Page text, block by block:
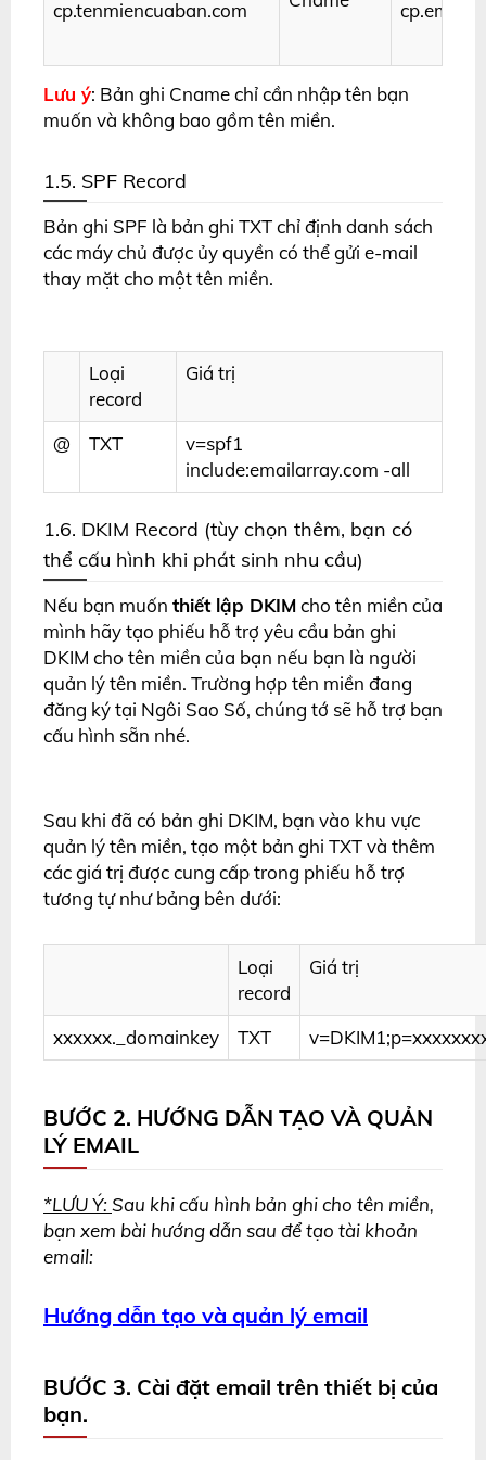
cp.tenmiencuaban.com
Lưu ý: Bản ghi Cname chỉ cần nhập tên bạn
muốn và không bao gồm tên miền.
1.5. SPF Record
Bản ghi SPF là bản ghi TXT chỉ định danh sách
các máy chủ được ủy quyền có thể gửi e-mail
thay mặt cho một tên miền.
Loại
record
Giá trị
@ TXT
v=spf1
include:emailarray.com -all
1.6. DKIM Record (tùy chọn thêm, bạn có
thể cấu hình khi phát sinh nhu cầu)
Nếu bạn muốn thiết lập DKIMcho tên miền của
mình hãy tạo phiếu hỗ trợ yêu cầu bản ghi
DKIM cho tên miền của bạn nếu bạn là người
quản lý tên miền. Trường hợp tên miền đang
đăng ký tại Ngôi Sao Số, chúng tớ sẽ hỗ trợ bạn
cấu hình sẵn nhé.
Sau khi đã có bản ghi DKIM, bạn vào khu vực
quản lý tên miền, tạo một bản ghi TXT và thêm
các giá trị được cung cấp trong phiếu hỗ trợ
tương tự như bảng bên dưới:
Loại
record
Giá trị
xxxxxx._domainkey TXT
BƯỚC 2. HƯỚNG DẪN TẠO VÀ QUẢN
LÝ EMAIL
*LƯU Ý:Sau khi cấu hình bản ghi cho tên miền,
bạn xem bài hướng dẫn sau để tạo tài khoản
email:
Hướng dẫn tạo và quản lý email
BƯỚC 3. Cài đặt email trên thiết bị của
bạn.